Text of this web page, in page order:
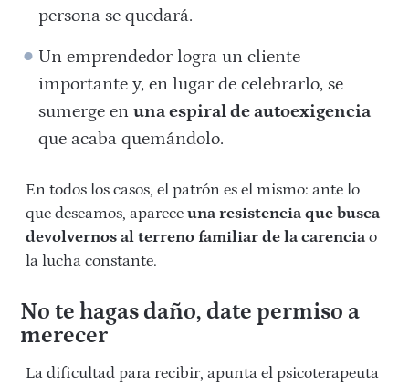
persona se quedará.
Un emprendedor logra un cliente
importante y, en lugar de celebrarlo, se
sumerge enuna espiral de autoexigencia
que acaba quemándolo.
En todos los casos, el patrón es el mismo: ante lo
que deseamos, aparece una resistencia que busca
devolvernos al terreno familiar de la carencia o
la lucha constante.
No te hagas daño, date permiso a
merecer
La dificultad para recibir, apunta el psicoterapeuta